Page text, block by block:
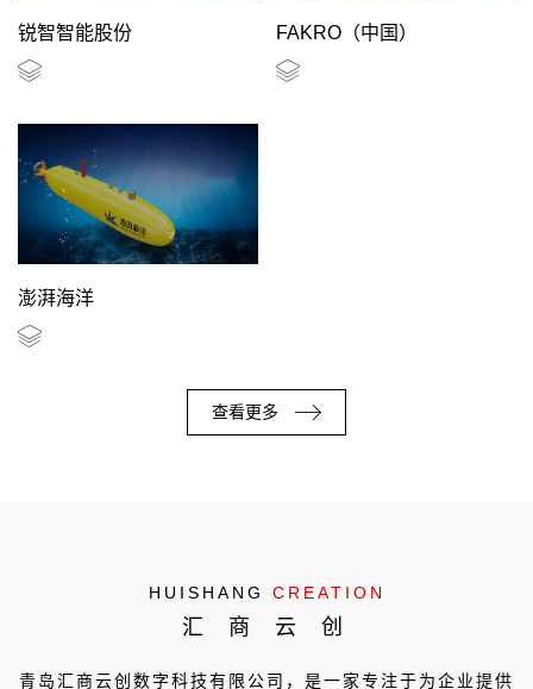
锐智智能股份 FAKRO（中国）
澎湃海洋
查看更多
HUISHANG CREATION
汇 商 云 创
青岛汇商云创数字科技有限公司，是一家专注于为企业提供